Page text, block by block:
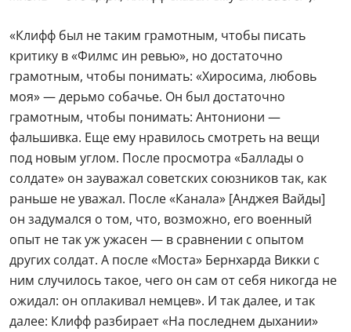
«Клифф был не таким грамотным, чтобы писать
критику в «Филмс ин ревью», но достаточно
грамотным, чтобы понимать: «Хиросима, любовь
моя» — дерьмо собачье. Он был достаточно
грамотным, чтобы понимать: Антониони —
фальшивка. Еще ему нравилось смотреть на вещи
под новым углом. После просмотра «Баллады о
солдате» он зауважал советских союзников так, как
раньше не уважал. После «Канала» [Анджея Вайды]
он задумался о том, что, возможно, его военный
опыт не так уж ужасен — в сравнении с опытом
других солдат. А после «Моста» Бернхарда Викки с
ним случилось такое, чего он сам от себя никогда не
ожидал: он оплакивал немцев». И так далее, и так
далее: Клифф разбирает «На последнем дыхании»